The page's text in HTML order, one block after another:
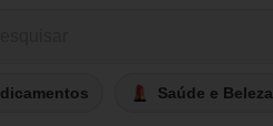
Saúde e Beleza